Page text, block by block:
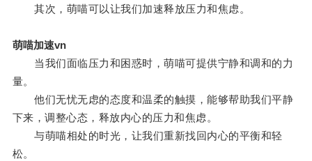
其次，萌喵可以让我们加速释放压力和焦虑。
萌喵加速vn
当我们面临压力和困惑时，萌喵可提供宁静和调和的力
量。
他们无忧无虑的态度和温柔的触摸，能够帮助我们平静
下来，调整心态，释放内心的压力和焦虑。
与萌喵相处的时光，让我们重新找回内心的平衡和轻
松。